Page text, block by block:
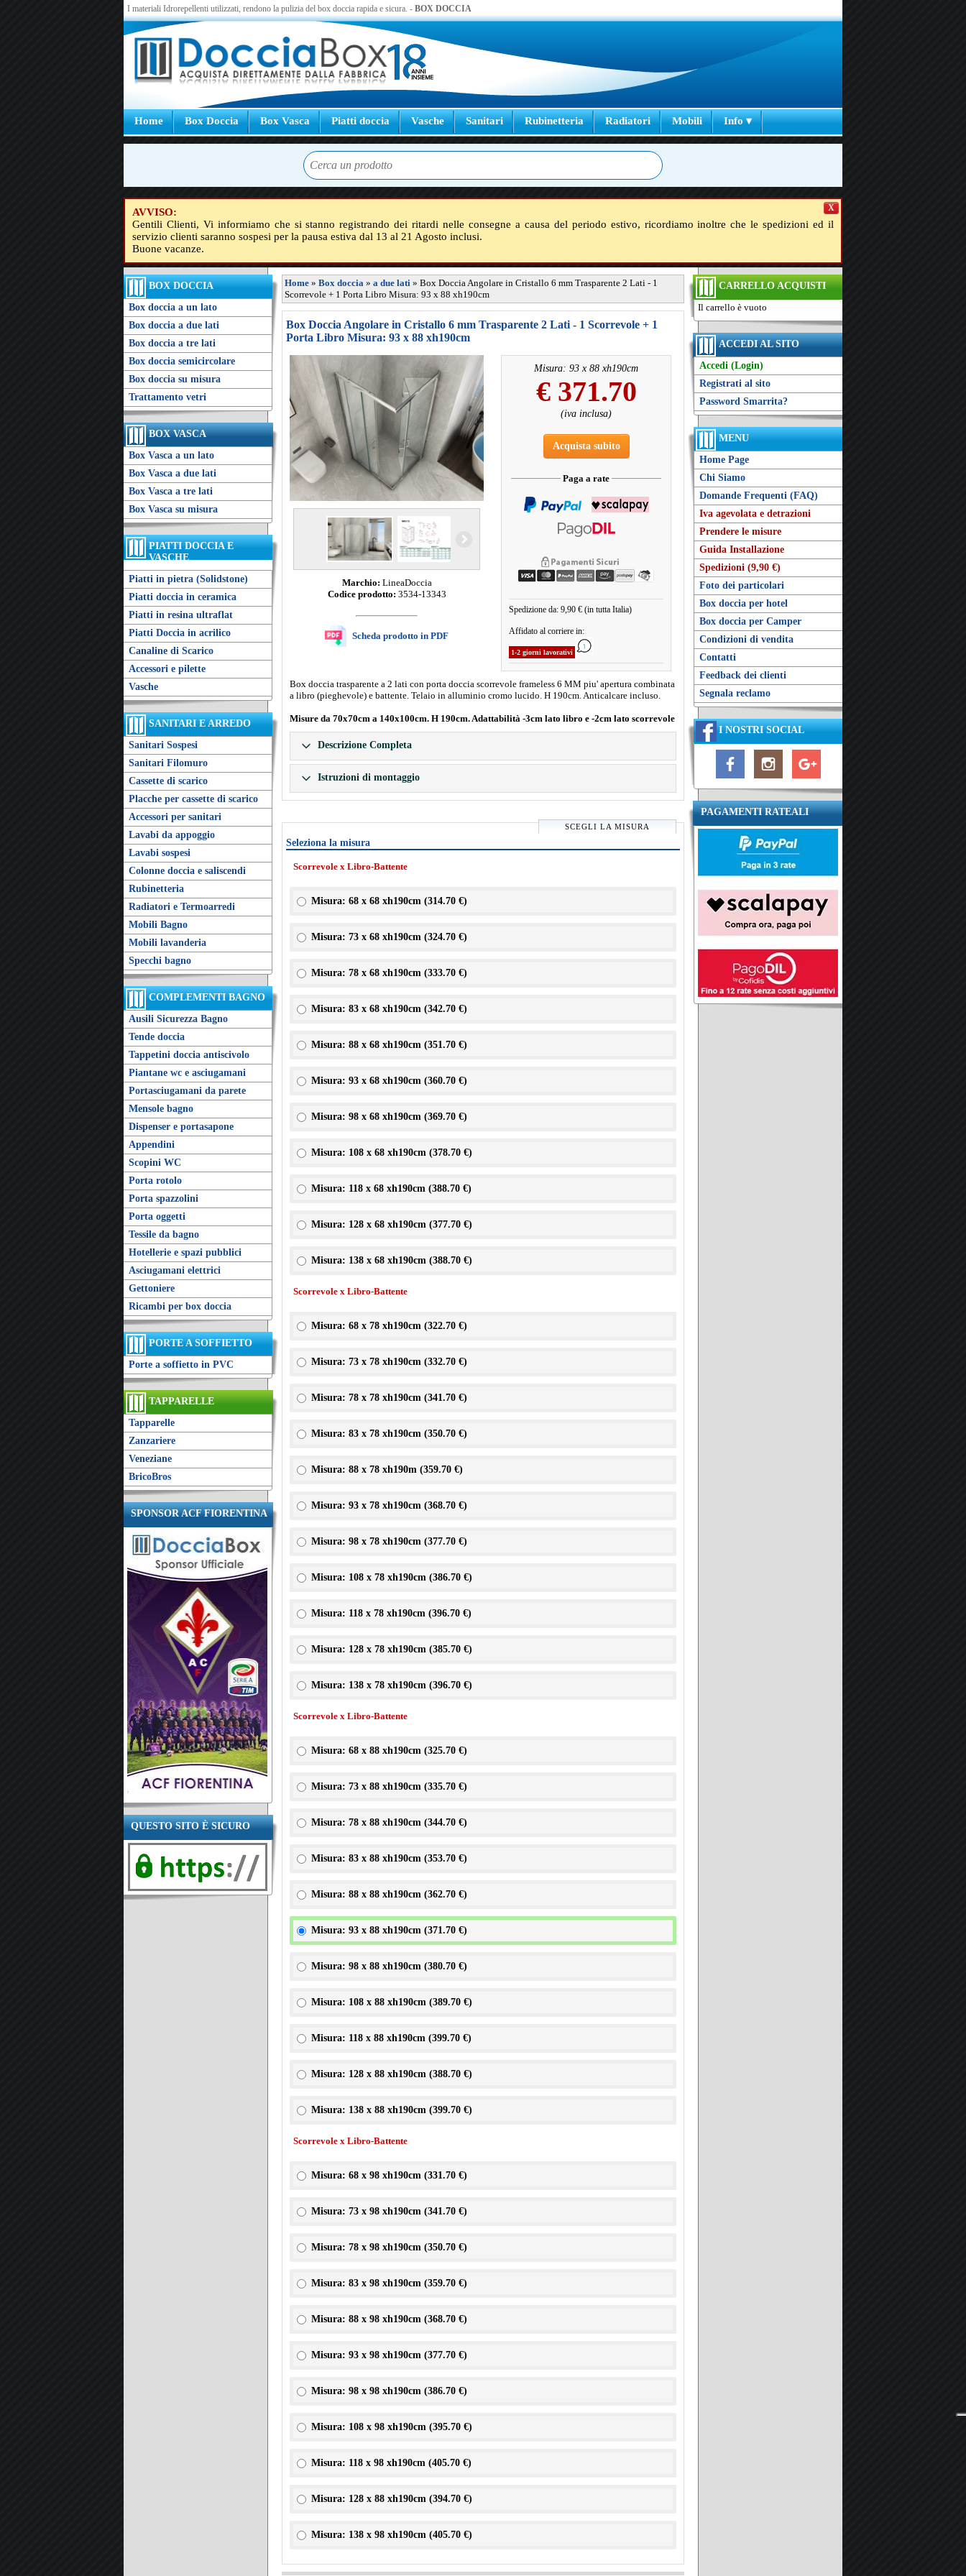
I materiali Idrorepellenti utilizzati, rendono la pulizia del box doccia rapida e sicura. - BOX DOCCIA
Home Box Doccia Box Vasca Piatti doccia Vasche Sanitari Rubinetteria Radiatori Mobili Info ▾
AVVISO:
Gentili Clienti, Vi informiamo che si stanno registrando dei ritardi nelle consegne a causa del periodo estivo, ricordiamo inoltre che le spedizioni ed il
servizio clienti saranno sospesi per la pausa estiva dal 13 al 21 Agosto inclusi.
Buone vacanze.
X
BOX DOCCIA
Box doccia a un lato
Box doccia a due lati
Box doccia a tre lati
Box doccia semicircolare
Box doccia su misura
Trattamento vetri
BOX VASCA
Box Vasca a un lato
Box Vasca a due lati
Box Vasca a tre lati
Box Vasca su misura
PIATTI DOCCIA E
VASCHE
Piatti in pietra (Solidstone)
Piatti doccia in ceramica
Piatti in resina ultraflat
Piatti Doccia in acrilico
Canaline di Scarico
Accessori e pilette
Vasche
SANITARI E ARREDO
Sanitari Sospesi
Sanitari Filomuro
Cassette di scarico
Placche per cassette di scarico
Accessori per sanitari
Lavabi da appoggio
Lavabi sospesi
Colonne doccia e saliscendi
Rubinetteria
Radiatori e Termoarredi
Mobili Bagno
Mobili lavanderia
Specchi bagno
COMPLEMENTI BAGNO
Ausili Sicurezza Bagno
Tende doccia
Tappetini doccia antiscivolo
Piantane wc e asciugamani
Portasciugamani da parete
Mensole bagno
Dispenser e portasapone
Appendini
Scopini WC
Porta rotolo
Porta spazzolini
Porta oggetti
Tessile da bagno
Hotellerie e spazi pubblici
Asciugamani elettrici
Gettoniere
Ricambi per box doccia
PORTE A SOFFIETTO
Porte a soffietto in PVC
TAPPARELLE
Tapparelle
Zanzariere
Veneziane
BricoBros
SPONSOR ACF FIORENTINA
QUESTO SITO È SICURO
CARRELLO ACQUISTI
Il carrello è vuoto
ACCEDI AL SITO
Accedi (Login)
Registrati al sito
Password Smarrita?
MENU
Home Page
Chi Siamo
Domande Frequenti (FAQ)
Iva agevolata e detrazioni
Prendere le misure
Guida Installazione
Spedizioni (9,90 €)
Foto dei particolari
Box doccia per hotel
Box doccia per Camper
Condizioni di vendita
Contatti
Feedback dei clienti
Segnala reclamo
I NOSTRI SOCIAL
PAGAMENTI RATEALI
Home » Box doccia » a due lati » Box Doccia Angolare in Cristallo 6 mm Trasparente 2 Lati - 1
Scorrevole + 1 Porta Libro Misura: 93 x 88 xh190cm
Box Doccia Angolare in Cristallo 6 mm Trasparente 2 Lati - 1 Scorrevole + 1
Porta Libro Misura: 93 x 88 xh190cm
Marchio: LineaDoccia
Codice prodotto: 3534-13343
Scheda prodotto in PDF
Misura: 93 x 88 xh190cm
€ 371.70
(iva inclusa)
Acquista subito
Paga a rate
Spedizione da: 9,90 € (in tutta Italia)
Affidato al corriere in:
1-2 giorni lavorativi
Box doccia trasparente a 2 lati con porta doccia scorrevole frameless 6 MM piu' apertura combinata
a libro (pieghevole) e battente. Telaio in alluminio cromo lucido. H 190cm. Anticalcare incluso.
Misure da 70x70cm a 140x100cm. H 190cm. Adattabilità -3cm lato libro e -2cm lato scorrevole
Descrizione Completa
Istruzioni di montaggio
SCEGLI LA MISURA
Seleziona la misura
Scorrevole x Libro-Battente
Misura: 68 x 68 xh190cm (314.70 €)
Misura: 73 x 68 xh190cm (324.70 €)
Misura: 78 x 68 xh190cm (333.70 €)
Misura: 83 x 68 xh190cm (342.70 €)
Misura: 88 x 68 xh190cm (351.70 €)
Misura: 93 x 68 xh190cm (360.70 €)
Misura: 98 x 68 xh190cm (369.70 €)
Misura: 108 x 68 xh190cm (378.70 €)
Misura: 118 x 68 xh190cm (388.70 €)
Misura: 128 x 68 xh190cm (377.70 €)
Misura: 138 x 68 xh190cm (388.70 €)
Scorrevole x Libro-Battente
Misura: 68 x 78 xh190cm (322.70 €)
Misura: 73 x 78 xh190cm (332.70 €)
Misura: 78 x 78 xh190cm (341.70 €)
Misura: 83 x 78 xh190cm (350.70 €)
Misura: 88 x 78 xh190m (359.70 €)
Misura: 93 x 78 xh190cm (368.70 €)
Misura: 98 x 78 xh190cm (377.70 €)
Misura: 108 x 78 xh190cm (386.70 €)
Misura: 118 x 78 xh190cm (396.70 €)
Misura: 128 x 78 xh190cm (385.70 €)
Misura: 138 x 78 xh190cm (396.70 €)
Scorrevole x Libro-Battente
Misura: 68 x 88 xh190cm (325.70 €)
Misura: 73 x 88 xh190cm (335.70 €)
Misura: 78 x 88 xh190cm (344.70 €)
Misura: 83 x 88 xh190cm (353.70 €)
Misura: 88 x 88 xh190cm (362.70 €)
Misura: 93 x 88 xh190cm (371.70 €)
Misura: 98 x 88 xh190cm (380.70 €)
Misura: 108 x 88 xh190cm (389.70 €)
Misura: 118 x 88 xh190cm (399.70 €)
Misura: 128 x 88 xh190cm (388.70 €)
Misura: 138 x 88 xh190cm (399.70 €)
Scorrevole x Libro-Battente
Misura: 68 x 98 xh190cm (331.70 €)
Misura: 73 x 98 xh190cm (341.70 €)
Misura: 78 x 98 xh190cm (350.70 €)
Misura: 83 x 98 xh190cm (359.70 €)
Misura: 88 x 98 xh190cm (368.70 €)
Misura: 93 x 98 xh190cm (377.70 €)
Misura: 98 x 98 xh190cm (386.70 €)
Misura: 108 x 98 xh190cm (395.70 €)
Misura: 118 x 98 xh190cm (405.70 €)
Misura: 128 x 88 xh190cm (394.70 €)
Misura: 138 x 98 xh190cm (405.70 €)